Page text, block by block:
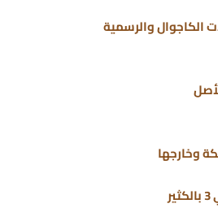
الكاجوال والرسمية
وخارجها